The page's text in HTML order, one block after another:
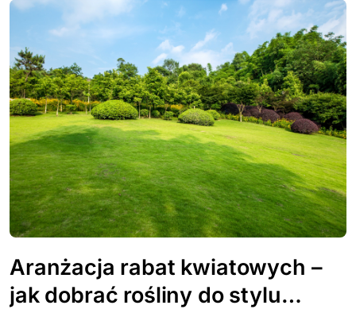
Aranżacja rabat kwiatowych –
jak dobrać rośliny do stylu